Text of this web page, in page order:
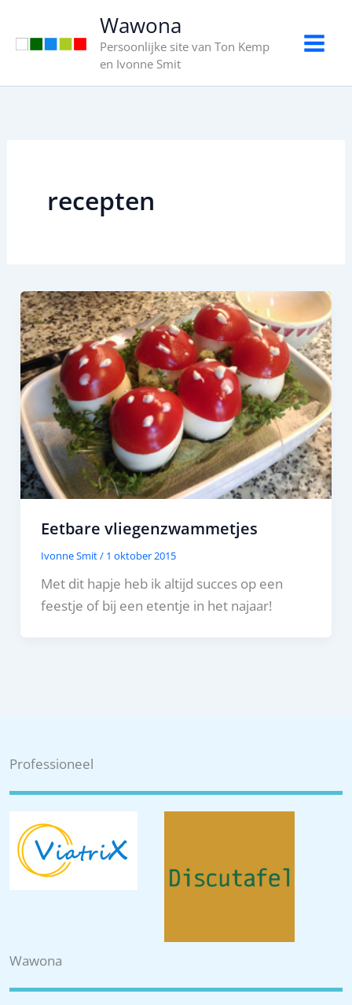
Wawona
Persoonlijke site van Ton Kemp
en Ivonne Smit
recepten
Eetbare vliegenzwammetjes
Ivonne Smit/ 1 oktober 2015
Met dit hapje heb ik altijd succes op een
feestje of bij een etentje in het najaar!
Professioneel
Wawona